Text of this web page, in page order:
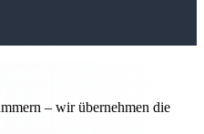
– wir übernehmen die